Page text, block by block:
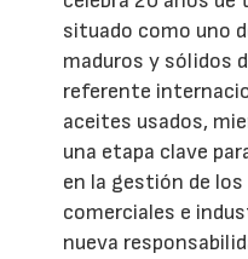
situado como uno
maduros y sólidos
referente
aceites usados,
una etapa clave
en la gestión de
comerciales e
nueva